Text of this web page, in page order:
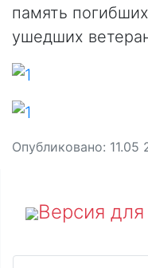
память
ушедших
Опубликовано: 11.05
Версия